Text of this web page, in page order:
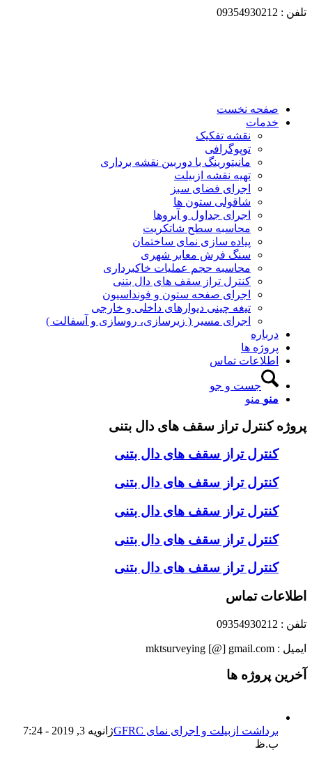
تلفن : 09354930212
صفحه نخست
خدمات
نقشه تفکیک
توپوگرافی
مانیتورینگ با دوربین نقشه برداری
تهیه نقشه ازبیلت
اجرای فضای سبز
شاقولی ستون ها
اجرای جداول و آبروها
محاسبه سطح شاتکریت
پیاده سازی نمای ساختمان
سنگ فرش معابر شهری
محاسبه حجم عملیات خاکبرداری
کنترل تراز سقف های دال بتنی
اجرای صفحه ستون و فونداسیون
تیغه چینی دیوارهای داخلی و خارجی
اجرای مسیر ( زیرسازی، روسازی و آسفالت )
درباره
پروژه ها
اطلاعات تماس
جست و جو
منو منو
پروژه کنترل تراز سقف های دال بتنی
کنترل تراز سقف های دال بتنی
کنترل تراز سقف های دال بتنی
کنترل تراز سقف های دال بتنی
کنترل تراز سقف های دال بتنی
کنترل تراز سقف های دال بتنی
اطلاعات تماس
تلفن : 09354930212
ایمیل : mktsurveying [@] gmail.com
آخرین پروژه ها
برداشت ازبیلت و اجرای نمای GFRC
ژانویه 3, 2019 - 7:24
ب.ظ